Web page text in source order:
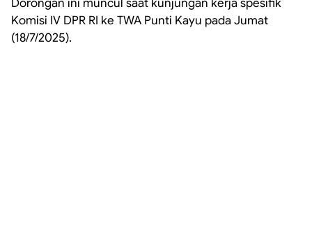
Dorongan ini muncul saat kunjungan kerja spesifik
Komisi IV DPR RI ke TWA Punti Kayu pada Jumat
(18/7/2025).